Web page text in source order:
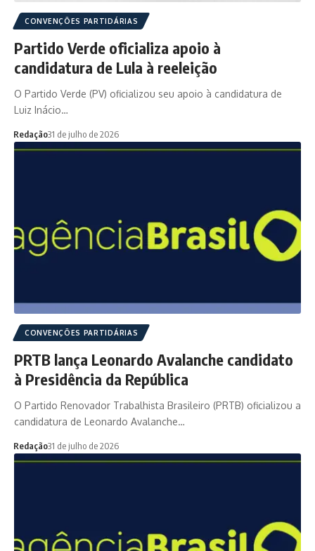
CONVENÇÕES PARTIDÁRIAS
Partido Verde oficializa apoio à
candidatura de Lula à reeleição
O Partido Verde (PV) oficializou seu apoio à candidatura de
Luiz Inácio…
Redação31 de julho de 2026
CONVENÇÕES PARTIDÁRIAS
PRTB lança Leonardo Avalanche candidato
à Presidência da República
O Partido Renovador Trabalhista Brasileiro (PRTB) oficializou a
candidatura de Leonardo Avalanche…
Redação31 de julho de 2026